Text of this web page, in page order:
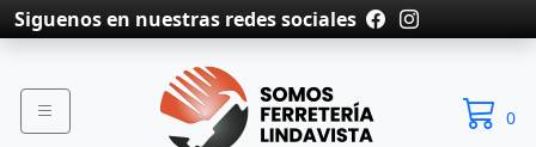
Siguenos en nuestras redes sociales
0